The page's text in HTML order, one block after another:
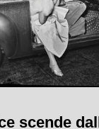
scende